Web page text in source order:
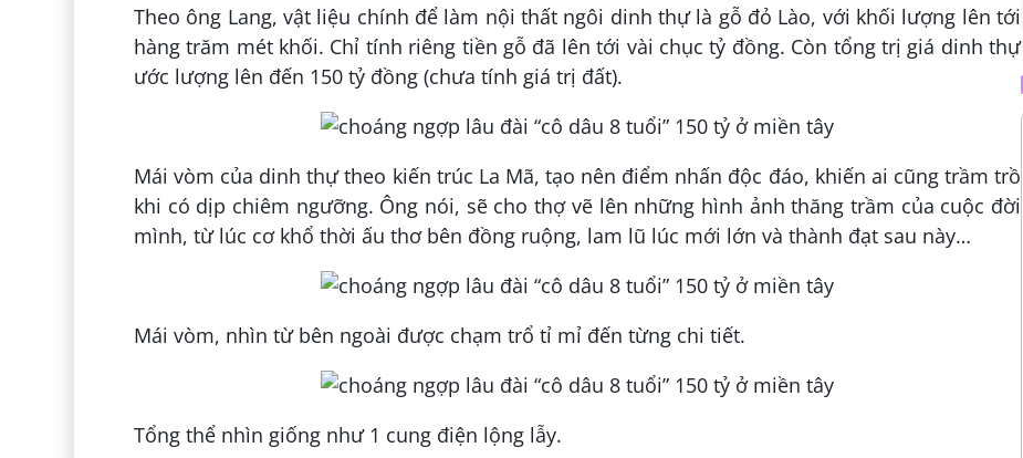
Theo ông Lang, vật liệu chính để làm nội thất ngôi dinh thự là gỗ đỏ Lào, với khối lượng lên tới
hàng trăm mét khối. Chỉ tính riêng tiền gỗ đã lên tới vài chục tỷ đồng. Còn tổng trị giá dinh thự
ước lượng lên đến 150 tỷ đồng (chưa tính giá trị đất).
Mái vòm của dinh thự theo kiến trúc La Mã, tạo nên điểm nhấn độc đáo, khiến ai cũng trầm trồ
khi có dịp chiêm ngưỡng. Ông nói, sẽ cho thợ vẽ lên những hình ảnh thăng trầm của cuộc đời
mình, từ lúc cơ khổ thời ấu thơ bên đồng ruộng, lam lũ lúc mới lớn và thành đạt sau này…
Mái vòm, nhìn từ bên ngoài được chạm trổ tỉ mỉ đến từng chi tiết.
Tổng thể nhìn giống như 1 cung điện lộng lẫy.